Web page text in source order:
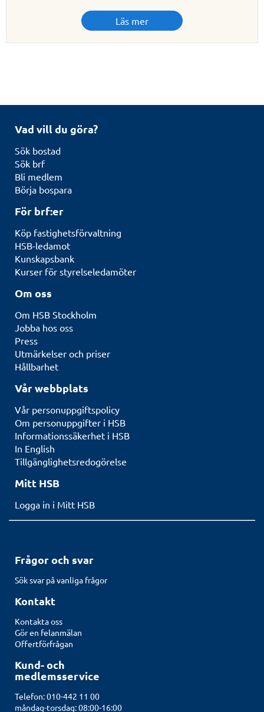
Läs mer
Vad vill du göra?
Sök bostad
Sök brf
Bli medlem
Börja bospara
För brf:er
Köp fastighetsförvaltning
HSB-ledamot
Kunskapsbank
Kurser för styrelseledamöter
Om oss
Om HSB Stockholm
Jobba hos oss
Press
Utmärkelser och priser
Hållbarhet
Vår webbplats
Vår personuppgiftspolicy
Om personuppgifter i HSB
Informationssäkerhet i HSB
In English
Tillgänglighetsredogörelse
Mitt HSB
Logga in i Mitt HSB
Frågor och svar
Sök svar på vanliga frågor
Kontakt
Kontakta oss
Gör en felanmälan
Offertförfrågan
Kund- och
medlemsservice
Telefon: 010-442 11 00
måndag-torsdag: 08:00-16:00